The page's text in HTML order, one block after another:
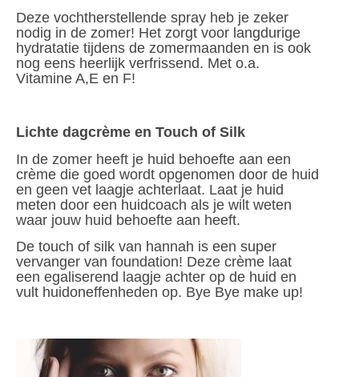
Deze vochtherstellende spray heb je zeker
nodig in de zomer! Het zorgt voor langdurige
hydratatie tijdens de zomermaanden en is ook
nog eens heerlijk verfrissend. Met o.a.
Vitamine A,E en F!
Lichte dagcrème en Touch of Silk
In de zomer heeft je huid behoefte aan een
crème die goed wordt opgenomen door de huid
en geen vet laagje achterlaat. Laat je huid
meten door een huidcoach als je wilt weten
waar jouw huid behoefte aan heeft.
De touch of silk van hannah is een super
vervanger van foundation! Deze crème laat
een egaliserend laagje achter op de huid en
vult huidoneffenheden op. Bye Bye make up!